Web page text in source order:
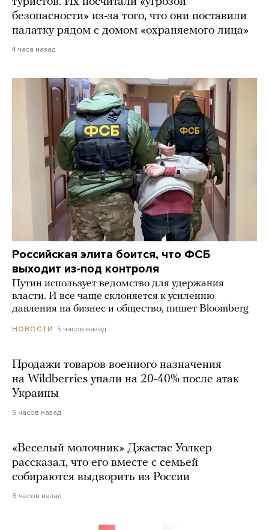
безопасности» из-за того, что они поставили
палатку рядом с домом «охраняемого лица»
4 часа назад
Российская элита боится, что ФСБ
выходит из-под контроля
Путин использует ведомство для удержания
власти. И все чаще склоняется к усилению
давления на бизнес и общество, пишет Bloomberg
НОВОСТИ 5 часов назад
Продажи товаров военного назначения
на Wildberries упали на 20-40% после атак
Украины
5 часов назад
«Веселый молочник» Джастас Уолкер
рассказал, что его вместе с семьей
собираются выдворить из России
6 часов назад